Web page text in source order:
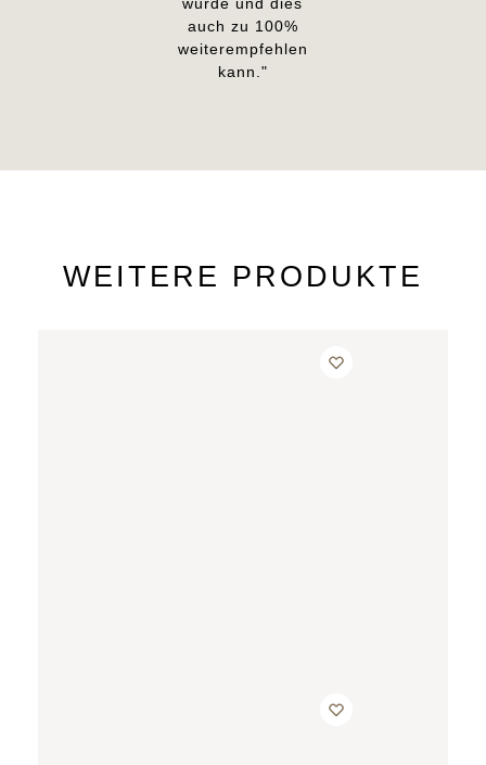
würde und dies
auch zu 100%
weiterempfehlen
kann."
WEITERE PRODUKTE